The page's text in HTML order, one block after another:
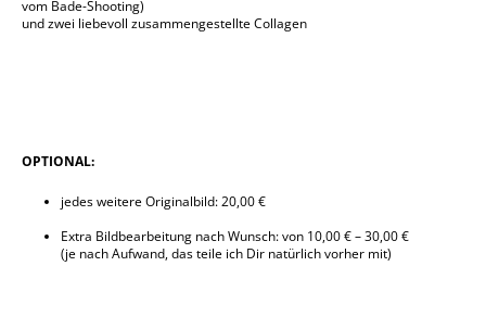
vom Bade-Shooting)
und zwei liebevoll zusammengestellte Collagen
OPTIONAL:
jedes weitere Originalbild: 20,00 €
Extra Bildbearbeitung nach Wunsch: von 10,00 € – 30,00 €
(je nach Aufwand, das teile ich Dir natürlich vorher mit)